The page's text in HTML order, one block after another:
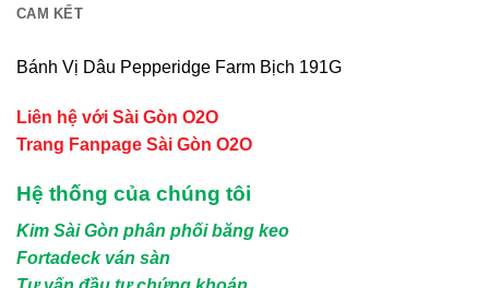
CAM KẾT
Bánh Vị Dâu Pepperidge Farm Bịch 191G
Liên hệ với Sài Gòn O2O
Trang Fanpage Sài Gòn O2O
Hệ thống của chúng tôi
Kim Sài Gòn phân phối băng keo
Fortadeck ván sàn